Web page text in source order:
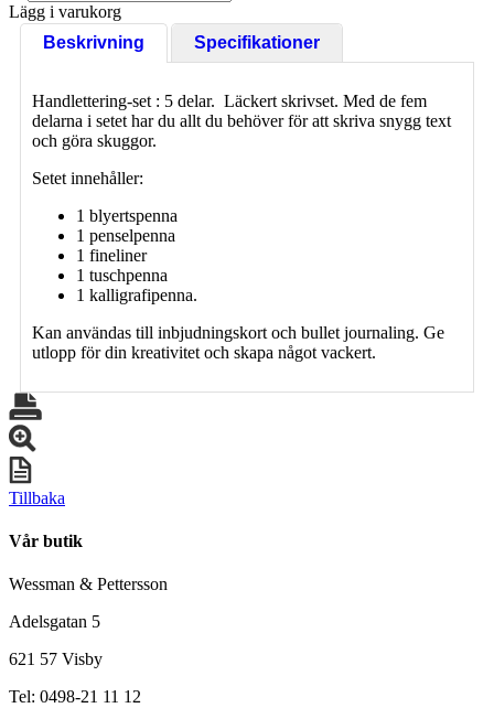
Lägg i varukorg
Beskrivning
Specifikationer
Handlettering-set : 5 delar. Läckert skrivset. Med de fem
delarna i setet har du allt du behöver för att skriva snygg text
och göra skuggor.
Setet innehåller:
1 blyertspenna
1 penselpenna
1 fineliner
1 tuschpenna
1 kalligrafipenna.
Kan användas till inbjudningskort och bullet journaling. Ge
utlopp för din kreativitet och skapa något vackert.
Tillbaka
Vår butik
Wessman & Pettersson
Adelsgatan 5
621 57 Visby
Tel: 0498-21 11 12